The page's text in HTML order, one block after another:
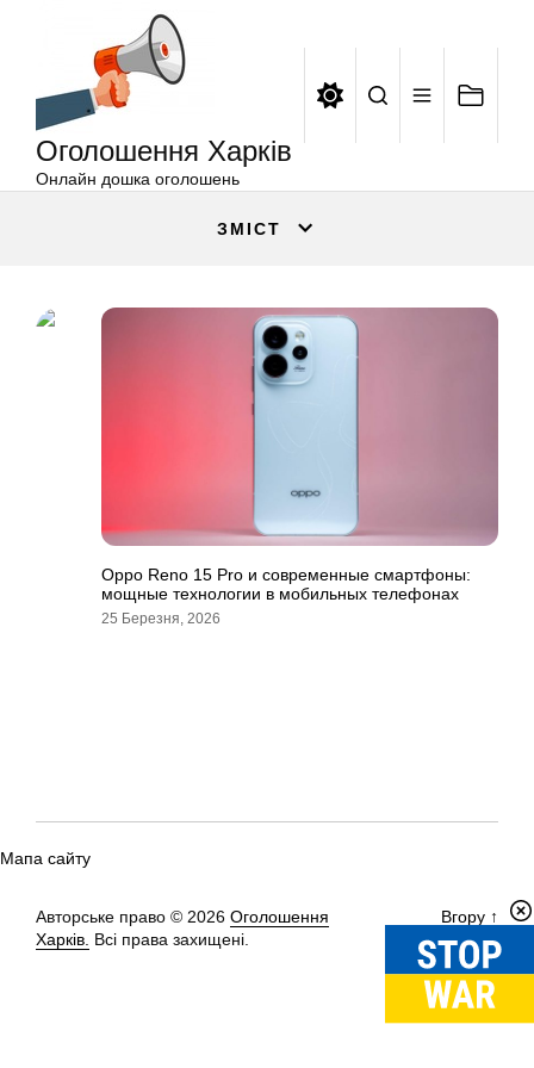
Оголошення Харків
Онлайн дошка оголошень
ЗМІСТ
Oppo Reno 15 Pro и современные смартфоны:
мощные технологии в мобильных телефонах
25 Березня, 2026
Мапа сайту
Авторське право © 2026 Оголошення
Харків. Всі права захищені.
Вгору ↑